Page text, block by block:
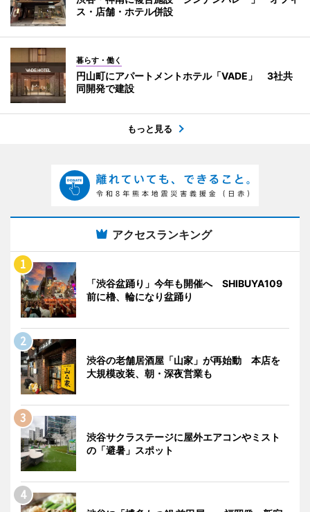
ス・店舗・ホテル併設
暮らす・働く
円山町にアパートメントホテル「VADE」 3社共
同開発で建設
もっと見る
アクセスランキング
「渋谷盆踊り」今年も開催へ SHIBUYA109
前に櫓、輪になり盆踊り
渋谷の老舗居酒屋「山家」が再始動 本店を
大規模改装、朝・深夜営業も
渋谷サクラステージに屋外エアコンやミスト
の「避暑」スポット